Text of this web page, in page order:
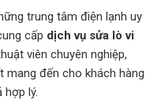
trung tâm điện lạnh uy
cấp dịch vụ sửa lò vi
viên chuyên nghiệp,
mang đến cho khách hàng
hợp lý.